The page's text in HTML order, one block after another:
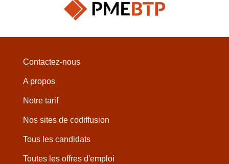
Contactez-nous
A propos
Notre tarif
Nos sites de codiffusion
Tous les candidats
Toutes les offres d'emploi